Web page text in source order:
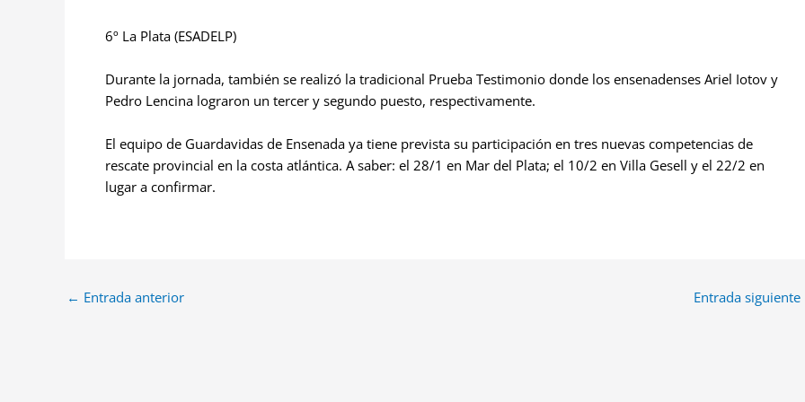
6º La Plata (ESADELP)
Durante la jornada, también se realizó la tradicional Prueba Testimonio donde los ensenadenses Ariel Iotov y
Pedro Lencina lograron un tercer y segundo puesto, respectivamente.
El equipo de Guardavidas de Ensenada ya tiene prevista su participación en tres nuevas competencias de
rescate provincial en la costa atlántica. A saber: el 28/1 en Mar del Plata; el 10/2 en Villa Gesell y el 22/2 en
lugar a confirmar.
← Entrada anterior Entrada siguiente